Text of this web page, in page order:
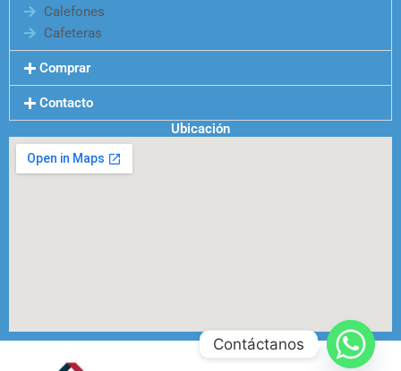
Calefones
Cafeteras
Comprar
Contacto
Ubicación
Contáctanos